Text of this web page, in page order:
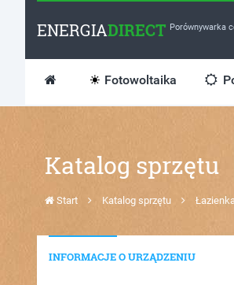
ENERGIADIRECT Porównywarka
Fotowoltaika
Katalog sprzętu
Start Katalog sprzętu
INFORMACJE O URZĄDZENIU